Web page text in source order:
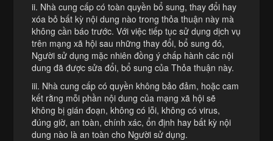
ii. Nhà cung cấp có toàn quyền bổ sung, thay đổi hay
xóa bỏ bất kỳ nội dung nào trong thỏa thuận này mà
không cần báo trước. Với việc tiếp tục sử dụng dịch vụ
trên mạng xã hội sau những thay đổi, bổ sung đó,
Người sử dụng mặc nhiên đồng ý chấp hành các nội
dung đã được sửa đổi, bổ sung của Thỏa thuận này.
iii. Nhà cung cấp có quyền không bảo đảm, hoặc cam
kết rằng mỗi phần nội dung của mạng xã hội sẽ
không bị gián đoạn, không có lỗi, không có virus,
đúng giờ, an toàn, chính xác, ổn định hay bất kỳ nội
dung nào là an toàn cho Người sử dụng.